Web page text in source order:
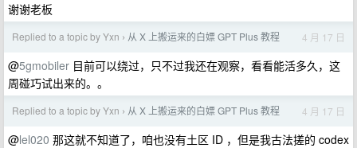
谢谢老板
Replied to a topic by Yxn › 从 X 上搬运来的白嫖 GPT Plus 教程 4 月 17 日
@5gmobiler 目前可以绕过，只不过我还在观察，看看能活多久，这
周碰巧试出来的。。
Replied to a topic by Yxn › 从 X 上搬运来的白嫖 GPT Plus 教程 4 月 17 日
@lel020 那这就不知道了，咱也没有土区 ID ，但是我古法搓的 codex